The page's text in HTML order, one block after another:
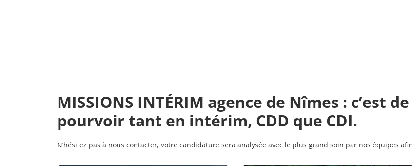
MISSIONS INTÉRIM agence de Nîmes : c’est
pourvoir tant en intérim, CDD que CDI.
N’hésitez pas à nous contacter, votre candidature sera analysée avec le plus grand soin par nos équipes